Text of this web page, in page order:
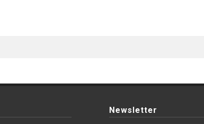
Newsletter